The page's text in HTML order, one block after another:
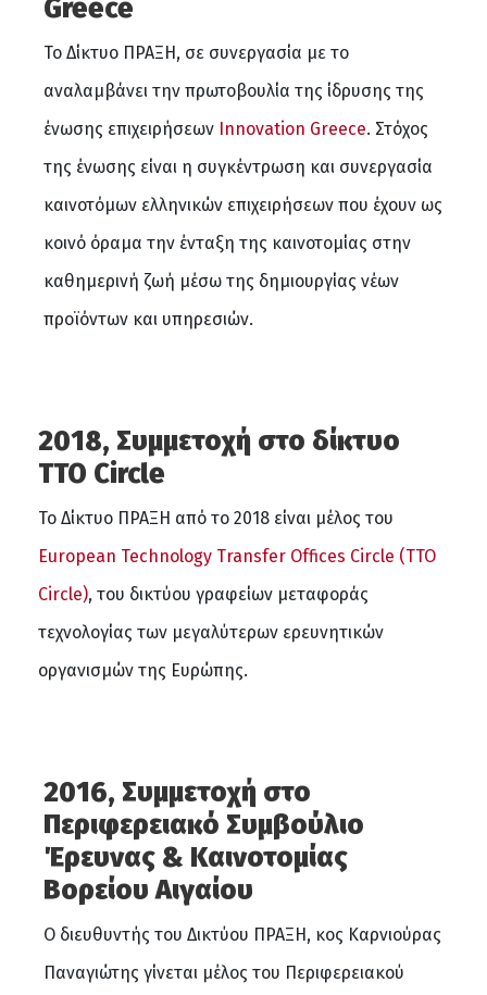
Greece
Το Δίκτυο ΠΡΑΞΗ, σε συνεργασία με το
αναλαμβάνει την πρωτοβουλία της ίδρυσης της
ένωσης επιχειρήσεων Ιnnovation Greece. Στόχος
της ένωσης είναι η συγκέντρωση και συνεργασία
καινοτόμων ελληνικών επιχειρήσεων που έχουν ως
κοινό όραμα την ένταξη της καινοτομίας στην
καθημερινή ζωή μέσω της δημιουργίας νέων
προϊόντων και υπηρεσιών.
2018, Συμμετοχή στο δίκτυο
TTO Circle
Το Δίκτυο ΠΡΑΞΗ από το 2018 είναι μέλος του
European Technology Transfer Offices Circle (TTO
Circle), του δικτύου γραφείων μεταφοράς
τεχνολογίας των μεγαλύτερων ερευνητικών
οργανισμών της Ευρώπης.
2016, Συμμετοχή στο
Περιφερειακό Συμβούλιο
Έρευνας & Καινοτομίας
Βορείου Αιγαίου
Ο διευθυντής του Δικτύου ΠΡΑΞΗ, κος Καρνιούρας
Παναγιώτης γίνεται μέλος του Περιφερειακού